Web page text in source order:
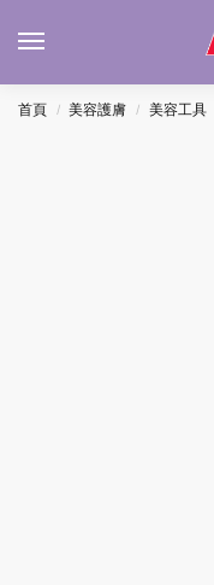
首頁 / 美容護膚 / 美容工具